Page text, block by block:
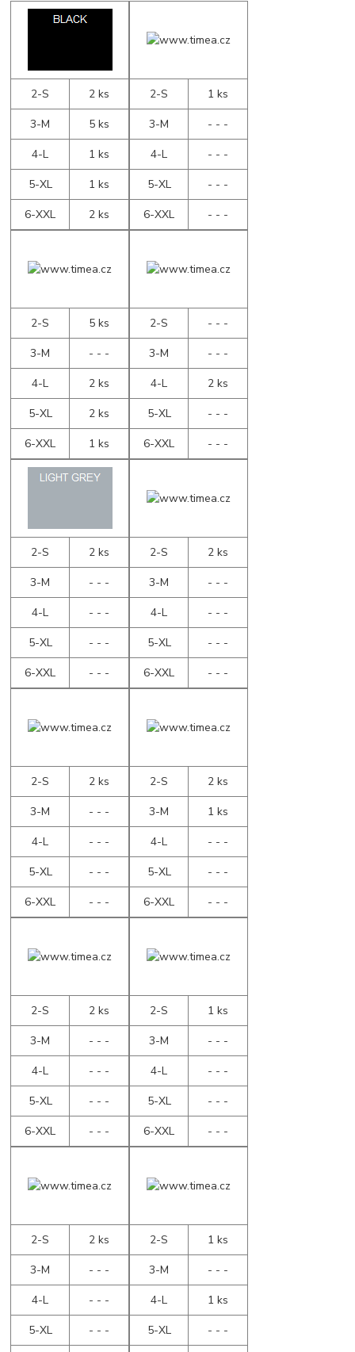
2-S
2 ks
3-M
5 ks
4-L
1 ks
5-XL
1 ks
6-XXL
2 ks
2-S
1 ks
3-M
- - -
4-L
- - -
5-XL
- - -
6-XXL
- - -
2-S
5 ks
3-M
- - -
4-L
2 ks
5-XL
2 ks
6-XXL
1 ks
2-S
- - -
3-M
- - -
4-L
2 ks
5-XL
- - -
6-XXL
- - -
2-S
2 ks
3-M
- - -
4-L
- - -
5-XL
- - -
6-XXL
- - -
2-S
2 ks
3-M
- - -
4-L
- - -
5-XL
- - -
6-XXL
- - -
2-S
2 ks
3-M
- - -
4-L
- - -
5-XL
- - -
6-XXL
- - -
2-S
2 ks
3-M
1 ks
4-L
- - -
5-XL
- - -
6-XXL
- - -
2-S
2 ks
3-M
- - -
4-L
- - -
5-XL
- - -
6-XXL
- - -
2-S
1 ks
3-M
- - -
4-L
- - -
5-XL
- - -
6-XXL
- - -
2-S
2 ks
3-M
- - -
4-L
- - -
5-XL
- - -
2-S
1 ks
3-M
- - -
4-L
1 ks
5-XL
- - -